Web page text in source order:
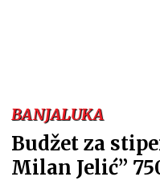
BANJALUKA
Budžet za
Milan Jelić”